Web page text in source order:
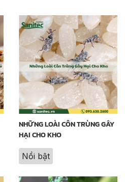
NHỮNG LOÀI CÔN TRÙNG GÂY
HẠI CHO KHO
Nổi bật